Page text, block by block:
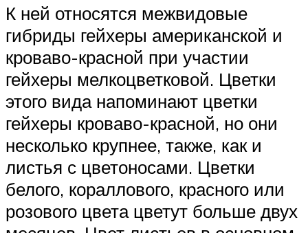
К ней относятся межвидовые
гибриды гейхеры американской и
кроваво-красной при участии
гейхеры мелкоцветковой. Цветки
этого вида напоминают цветки
гейхеры кроваво-красной, но они
несколько крупнее, также, как и
листья с цветоносами. Цветки
белого, кораллового, красного или
розового цвета цветут больше двух